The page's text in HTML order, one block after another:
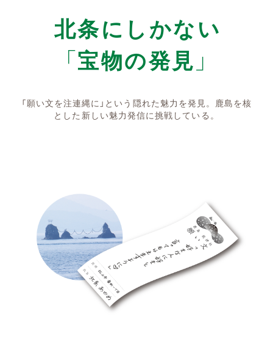
北条にしかない
「宝物の発見」
「願い文を注連縄に」という隠れた魅力を発見。鹿島を核
とした新しい魅力発信に挑戦している。